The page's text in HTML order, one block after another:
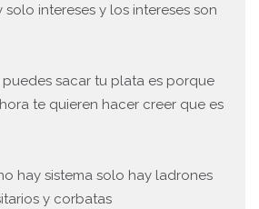
solo intereses y los intereses son
sacar tu plata es porque
te quieren hacer creer que es
hay sistema solo hay ladrones
y corbatas